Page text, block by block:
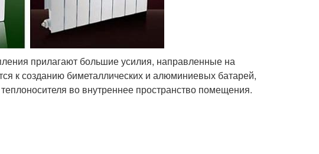
прилагают большие усилия, направленные на
к созданию биметаллических и алюминиевых батарей,
во внутреннее пространство помещения.